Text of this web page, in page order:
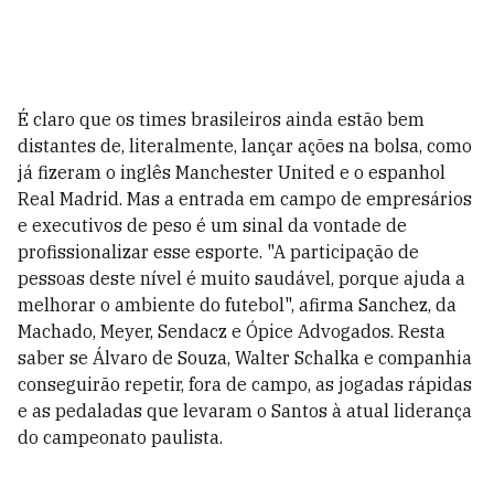
É claro que os times brasileiros ainda estão bem
distantes de, literalmente, lançar ações na bolsa, como
já fizeram o inglês Manchester United e o espanhol
Real Madrid. Mas a entrada em campo de empresários
e executivos de peso é um sinal da vontade de
profissionalizar esse esporte. "A participação de
pessoas deste nível é muito saudável, porque ajuda a
melhorar o ambiente do futebol", afirma Sanchez, da
Machado, Meyer, Sendacz e Ópice Advogados. Resta
saber se Álvaro de Souza, Walter Schalka e companhia
conseguirão repetir, fora de campo, as jogadas rápidas
e as pedaladas que levaram o Santos à atual liderança
do campeonato paulista.